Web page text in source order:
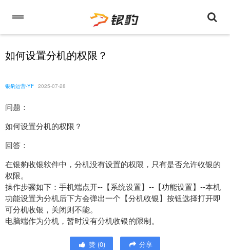
如何设置分机的权限？
银豹运营-YF 2025-07-28
问题：
如何设置分机的权限？
回答：
在银豹收银软件中，分机没有设置的权限，只有是否允许收银的
权限。
操作步骤如下：手机端点开--【系统设置】--【功能设置】--本机
功能设置为分机后下方会弹出一个【分机收银】按钮选择打开即
可分机收银，关闭则不能。
电脑端作为分机，暂时没有分机收银的限制。
赞 (0) 分享